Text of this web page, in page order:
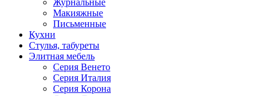
Макияжные
Письменные
Кухни
Стулья, табуреты
Элитная мебель
Серия Венето
Серия Италия
Серия Корона